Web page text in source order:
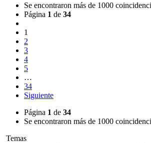
Se encontraron más de 1000
Página 1 de 34
1
2
3
4
5
…
34
Siguiente
Página 1 de 34
Se encontraron más de 1000
Temas